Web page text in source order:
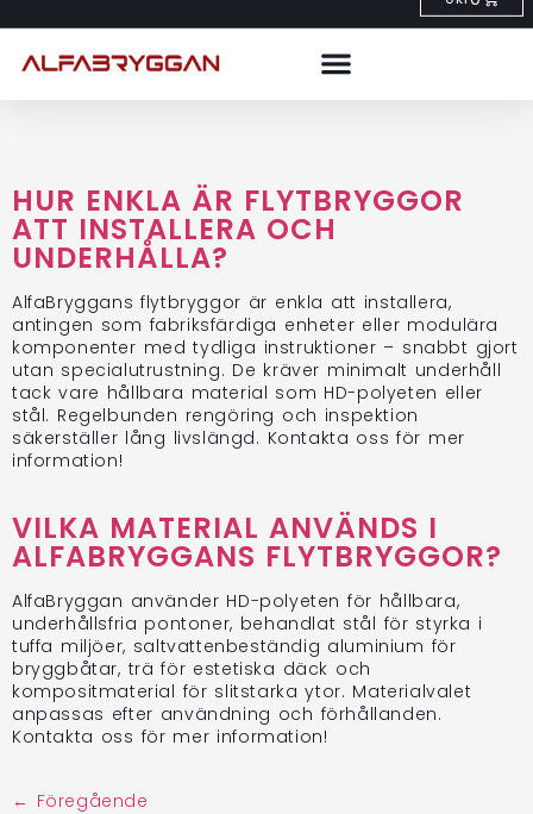
HUR ENKLA ÄR FLYTBRYGGOR
ATT INSTALLERA OCH
UNDERHÅLLA?
AlfaBryggans flytbryggor är enkla att installera,
antingen som fabriksfärdiga enheter eller modulära
komponenter med tydliga instruktioner – snabbt gjort
utan specialutrustning. De kräver minimalt underhåll
tack vare hållbara material som HD-polyeten eller
stål. Regelbunden rengöring och inspektion
säkerställer lång livslängd. Kontakta oss för mer
information!
VILKA MATERIAL ANVÄNDS I
ALFABRYGGANS FLYTBRYGGOR?
AlfaBryggan använder HD-polyeten för hållbara,
underhållsfria pontoner, behandlat stål för styrka i
tuffa miljöer, saltvattenbeständig aluminium för
bryggbåtar, trä för estetiska däck och
kompositmaterial för slitstarka ytor. Materialvalet
anpassas efter användning och förhållanden.
Kontakta oss för mer information!
← Föregående